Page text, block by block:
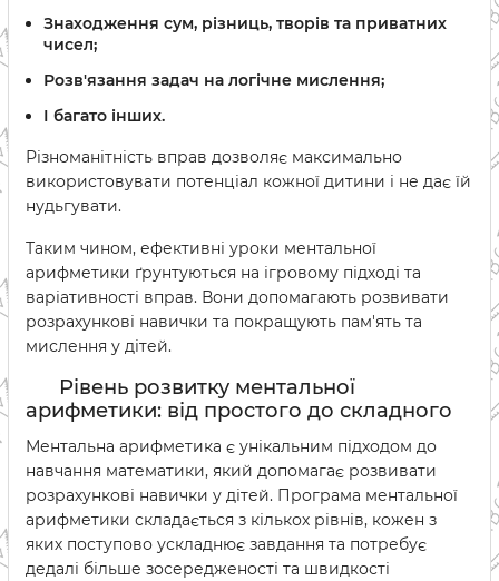
Знаходження сум, різниць, творів та приватних
чисел;
Розв'язання задач на логічне мислення;
І багато інших.
Різноманітність вправ дозволяє максимально
використовувати потенціал кожної дитини і не дає їй
нудьгувати.
Таким чином, ефективні уроки ментальної
арифметики ґрунтуються на ігровому підході та
варіативності вправ. Вони допомагають розвивати
розрахункові навички та покращують пам'ять та
мислення у дітей.
Рівень розвитку ментальної
арифметики: від простого до складного
Ментальна арифметика є унікальним підходом до
навчання математики, який допомагає розвивати
розрахункові навички у дітей. Програма ментальної
арифметики складається з кількох рівнів, кожен з
яких поступово ускладнює завдання та потребує
дедалі більше зосередженості та швидкості